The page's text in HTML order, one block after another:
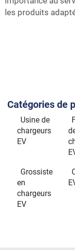
les produits
Catégories de
Usine de
chargeurs
EV
Grossiste
en
chargeurs
EV